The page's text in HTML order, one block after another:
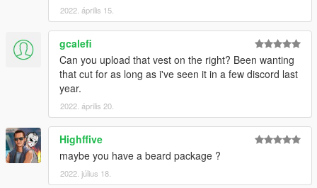
2022. április 15.
gcalefi
Can you upload that vest on the right? Been wanting
that cut for as long as i've seen it in a few discord last
year.
2022. április 20.
Highffive
maybe you have a beard package ?
2022. július 18.